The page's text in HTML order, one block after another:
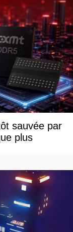
sauvée par
plus